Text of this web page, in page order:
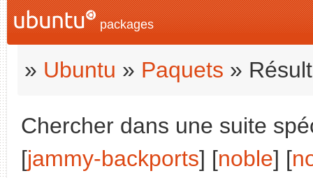
packages
» Ubuntu » Paquets »
Chercher dans une suite
[jammy-backports] [noble] [